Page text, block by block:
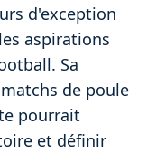
d'exception
aspirations
Sa
de poule
pourrait
et définir